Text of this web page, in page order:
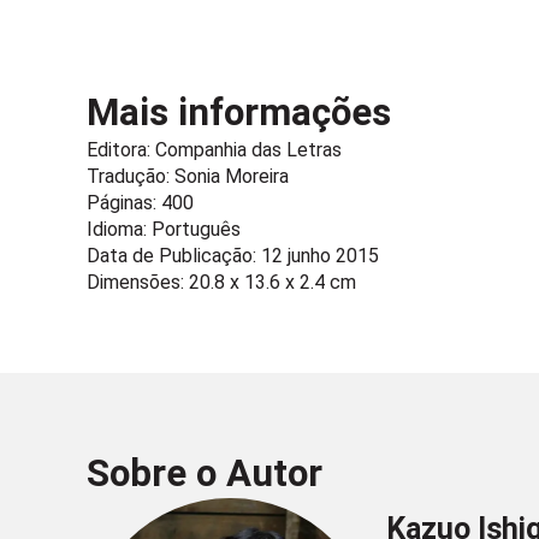
Mais informações
Editora: Companhia das Letras
Tradução: Sonia Moreira
Páginas: 400
Idioma: Português
Data de Publicação: 12 junho 2015
Dimensões: 20.8 x 13.6 x 2.4 cm
Sobre o Autor
Kazuo